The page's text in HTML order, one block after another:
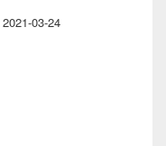
2021-03-24